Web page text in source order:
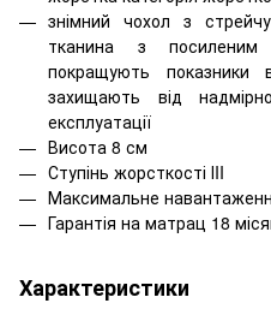
знімний чохол з
тканина з
покращують показники
захищають від
експлуатації
Висота 8 см
Ступінь жорсткості ІII
Максимальне
Гарантія на матрац 18
Характеристики